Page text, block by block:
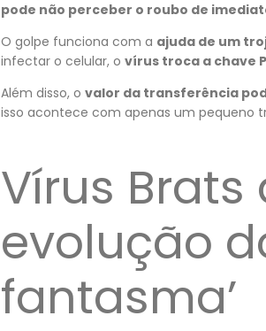
pode não perceber o roubo de
O golpe funciona com a ajuda de um
infectar o celular, o vírus troca a chave
Além disso, o valor da transferência
isso acontece com apenas um pequeno
Vírus Brats
evolução
fantasma’